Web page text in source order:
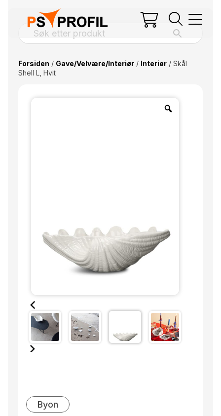
Forsiden / Gave/Velvære/Interiør/ Interiør/ Skål
Shell L, Hvit
Byon